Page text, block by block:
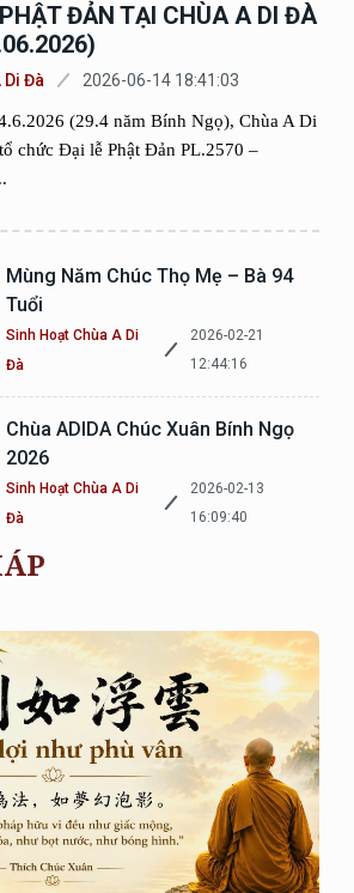
ĐẢN TẠI CHÙA A DI ĐÀ
Di Đà 2026-06-14 18:41:03
(29.4 năm Bính Ngọ), Chùa A Di
chức Đại lễ Phật Đản PL.2570 –
Mùng Năm Chúc Thọ Mẹ – Bà 94
Tuổi
Sinh Hoạt Chùa A Di
Đà
2026-02-21
12:44:16
Chùa ADIDA Chúc Xuân Bính Ngọ
2026
Sinh Hoạt Chùa A Di
Đà
2026-02-13
16:09:40